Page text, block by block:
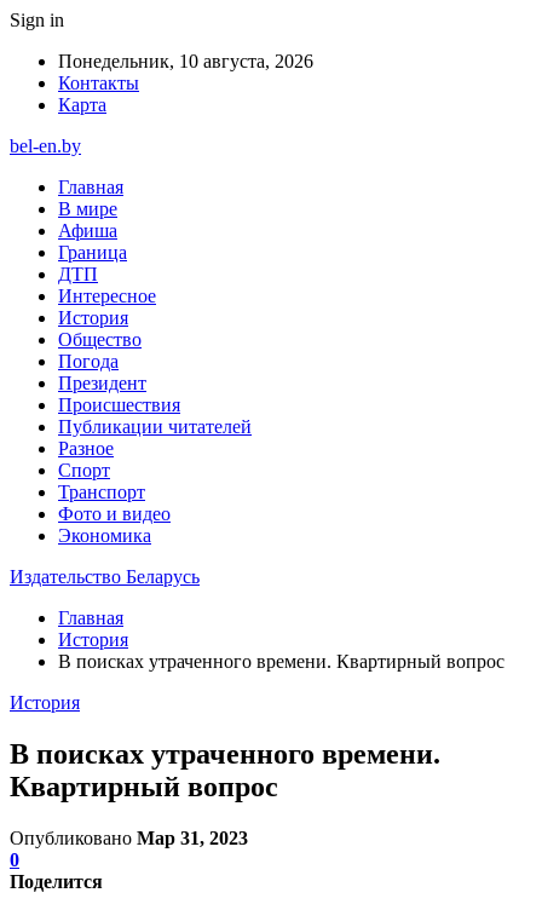
Sign in
Понедельник, 10 августа, 2026
Контакты
Карта
bel-en.by
Главная
В мире
Афиша
Граница
ДТП
Интересное
История
Общество
Погода
Президент
Происшествия
Публикации читателей
Разное
Спорт
Транспорт
Фото и видео
Экономика
Издательство Беларусь
Главная
История
В поисках утраченного времени. Квартирный вопрос
История
В поисках утраченного времени.
Квартирный вопрос
Опубликовано Мар 31, 2023
0
Поделится